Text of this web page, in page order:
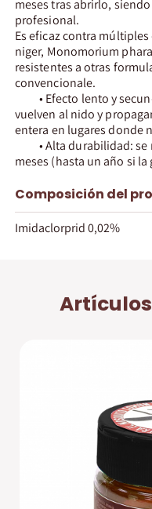
meses tras abrirlo,
profesional.
Es eficaz contra
niger, Monomorium
resistentes a otras
convencionale.
• Efecto lento y
vuelven al nido y
entera en lugares donde
• Alta durabilidad: se
meses (hasta un año si
Composición del
Imidaclorprid 0,02%